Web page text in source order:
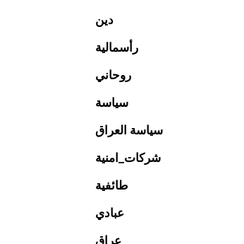
دين
رأسمالية
روحاني
سياسة
سياسة العراق
شركات_امنية
طائفية
عبادي
عراق